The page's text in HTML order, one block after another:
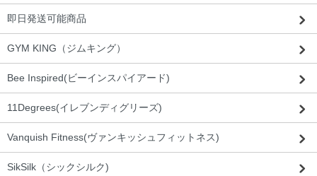
即日発送可能商品
GYM KING（ジムキング）
Bee Inspired(ビーインスパイアード)
11Degrees(イレブンディグリーズ)
Vanquish Fitness(ヴァンキッシュフィットネス)
SikSilk（シックシルク)